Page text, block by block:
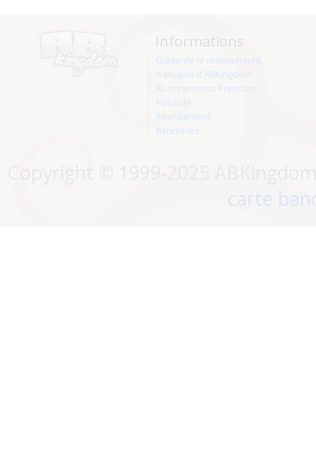
Informations
Guide de la communauté
A propos d'ABKingdom
Abonnements Premium
Publicité
Recrutement
Bannières
carte